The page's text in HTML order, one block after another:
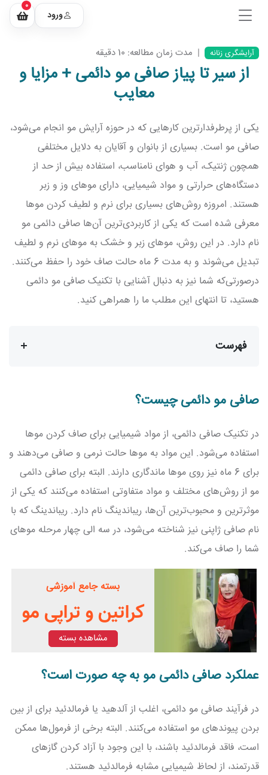
ورود
0
آرایشگری زنانه | مدت زمان مطالعه: 10 دقیقه
از سیر تا پیاز صافی مو دائمی + مزایا و
معایب
یکی از پرطرفدارترین کارهایی که در حوزه آرایش مو انجام می‌شود،
صافی مو است. بسیاری از بانوان و آقایان به دلایل مختلفی
همچون ژنتیک، آب و هوای نامناسب، استفاده بیش از حد از
دستگاه‌های حرارتی و مواد شیمیایی، دارای موهای وز و زبر
هستند. امروزه روش‌های بسیاری برای نرم و لطیف کردن موها
معرفی شده است که یکی از کاربردی‌ترین آن‌ها صافی دائمی مو
نام دارد. در این روش، موهای زبر و خشک به موهای نرم و لطیف
تبدیل می‌شوند و به مدت 6 ماه حالت صاف خود را حفظ می‌کنند.
درصورتی‌که شما نیز به دنبال آشنایی با تکنیک صافی مو دائمی
هستید، تا انتهای این مطلب ما را همراهی کنید.
فهرست
صافی مو دائمی چیست؟
در تکنیک صافی دائمی، از مواد شیمیایی برای صاف کردن موها
استفاده می‌شود. این مواد به موها حالت نرمی و صافی می‌دهند و
برای 6 ماه نیز روی موها ماندگاری دارند. البته برای صافی دائمی
مو از روش‌های مختلف و مواد متفاوتی استفاده می‌کنند که یکی از
موثرترین و محبوب‌ترین آن‌ها، ریباندینگ نام دارد. ریباندینگ که با
نام صافی ژاپنی نیز شناخته می‌شود، در سه الی چهار مرحله موهای
شما را صاف می‌کند.
بسته جامع آموزشی
کراتین و تراپی مو
مشاهده بسته
عملکرد صافی دائمی مو به چه صورت است؟
در فرآیند صافی مو دائمی، اغلب از آلدهید یا فرمالدئید برای از بین
بردن پیوندهای مو استفاده می‌کنند. البته برخی از فرمول‌ها ممکن
است، فاقد فرمالدئید باشند، با این وجود با آزاد کردن گازهای
قدرتمند، از لحاظ شیمیایی مشابه فرمالدئید هستند.